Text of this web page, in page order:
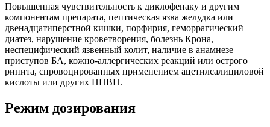
Повышенная чувствительность к диклофенаку и другим
компонентам препарата, пептическая язва желудка или
двенадцатиперстной кишки, порфирия, геморрагический
диатез, нарушение кроветворения, болезнь Крона,
неспецифический язвенный колит, наличие в анамнезе
приступов БА, кожно-аллергических реакций или острого
ринита, спровоцированных применением ацетилсалициловой
кислоты или других НПВП.
Режим дозирования